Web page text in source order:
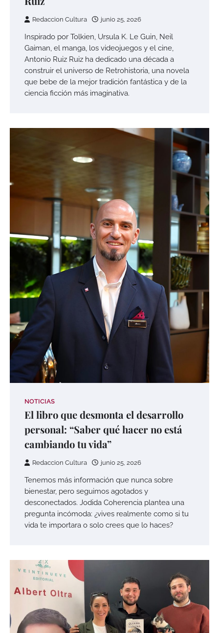
Redaccion Cultura junio 25, 2026
Inspirado por Tolkien, Ursula K. Le Guin, Neil
Gaiman, el manga, los videojuegos y el cine,
Antonio Ruiz Ruiz ha dedicado una década a
construir el universo de Retrohistoria, una novela
que bebe de la mejor tradición fantástica y de la
ciencia ficción más imaginativa.
NOTICIAS
El libro que desmonta el desarrollo
personal: “Saber qué hacer no está
cambiando tu vida”
Redaccion Cultura junio 25, 2026
Tenemos más información que nunca sobre
bienestar, pero seguimos agotados y
desconectados. Jodida Coherencia plantea una
pregunta incómoda: ¿vives realmente como si tu
vida te importara o solo crees que lo haces?